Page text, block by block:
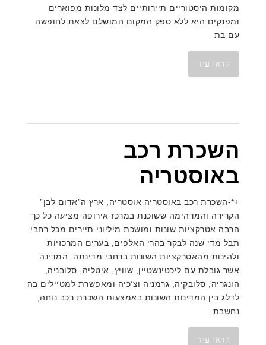
מקומות היסטוריים תיירותיים לצד מלונות מפוארים
ומפנקים היא ללא ספק המקום המושלם לצאת לחופשה
עם בת
קראו עוד
השכרת רכב
באוסטריה
+*-השכרת רכב באוסטריה אוסטריה, ארץ ה”אדום לבן”
הקרירה והמדהימה ששוכנת במרכז אירופה מציעה כל כך
הרבה אטרקציות שונות ומושכת מיליוני תיירים מכל רחבי
תבל מדי שנה לבקר בהרי האלפים, בערים המרכזיות
ולהינות מהאטרקציות השונות ברחבי מדינתה. המדינה
אשר גובלת עם ליכטינשטיין, שוויץ, איטליה, סלובניה,
הונגריה, סלובקיה, גרמניה וצ’כיה ומאפשרת למטיילים בה
לדלג בין המדינות השונות באמצעות השכרת רכב נוחה,
נחשבת
קראו עוד